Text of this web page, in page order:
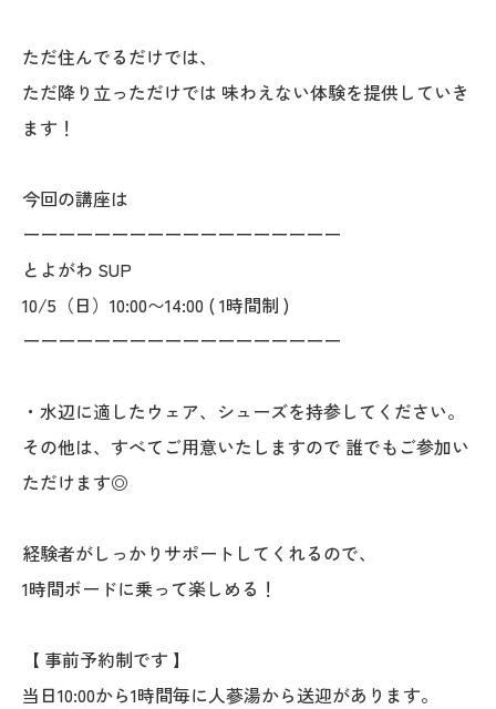
ただ住んでるだけでは、
ただ降り立っただけでは 味わえない体験を提供していき
ます！
今回の講座は
ーーーーーーーーーーーーーーーーーー
とよがわ SUP
10/5（日）10:00〜14:00 ( 1時間制 )
ーーーーーーーーーーーーーーーーーー
・水辺に適したウェア、シューズを持参してください。
その他は、すべてご用意いたしますので 誰でもご参加い
ただけます◎
経験者がしっかりサポートしてくれるので、
1時間ボードに乗って楽しめる！
【 事前予約制です 】
当日10:00から1時間毎に人蔘湯から送迎があります。